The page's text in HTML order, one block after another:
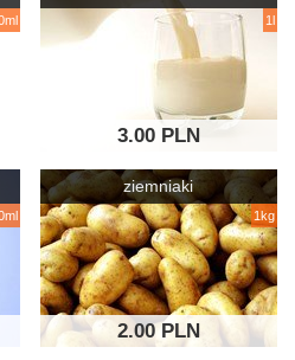
1l
3.00 PLN
ziemniaki
1kg
2.00 PLN